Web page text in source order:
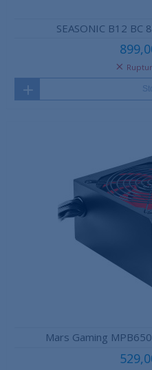
SEASONIC B12 BC
Mars Gaming